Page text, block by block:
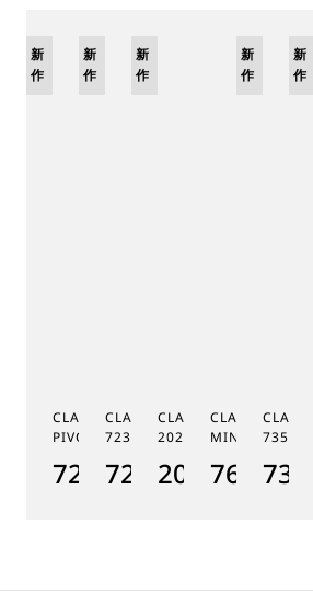
CLASSIQUE RÉGULATEUR À
PIVOT MAGNÉTIQUE 7225
7225BH/0H/9V6
新
作
CLASSIQUE PHASE DE LUNE
7235
7235BH/0H/9V6
新
作
CLASSIQUE
2025
2025BH/28/
新
作
CLASSIQUE
MINUTES
7357
新
作
新
作